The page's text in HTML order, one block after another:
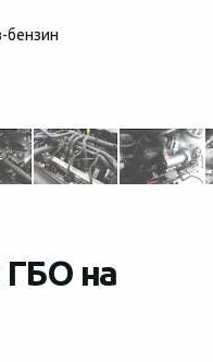
бензин
ГБО на